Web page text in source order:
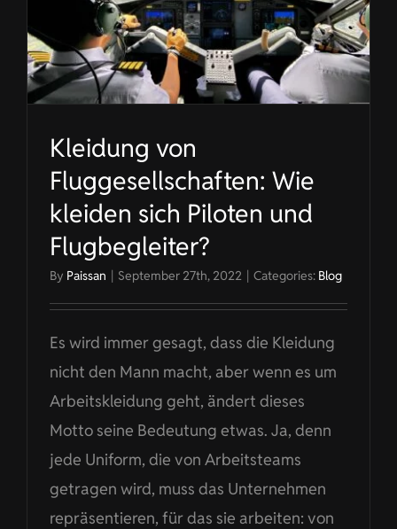
Kleidung von
Fluggesellschaften: Wie
kleiden sich Piloten und
Flugbegleiter?
By Paissan | September 27th, 2022 | Categories: Blog
Es wird immer gesagt, dass die Kleidung
nicht den Mann macht, aber wenn es um
Arbeitskleidung geht, ändert dieses
Motto seine Bedeutung etwas. Ja, denn
jede Uniform, die von Arbeitsteams
getragen wird, muss das Unternehmen
repräsentieren, für das sie arbeiten: von